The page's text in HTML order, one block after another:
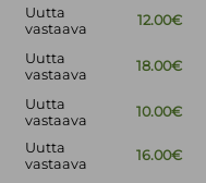
Uutta
vastaava
12.00€
Uutta
vastaava
18.00€
Uutta
vastaava
10.00€
Uutta
vastaava
16.00€